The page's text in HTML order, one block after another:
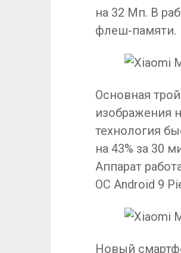
на 32 Мп. В
флеш-памяти.
Основная
изображения
технология
на 43% за 30
Аппарат
ОС Android 9
Новый